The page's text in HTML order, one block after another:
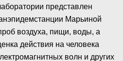
представлен
Марьиной
воздуха, пищи, воды, а
действия на человека
волн и других